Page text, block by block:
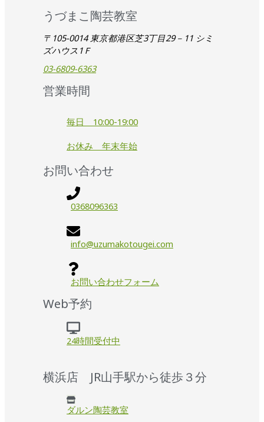
うづまこ陶芸教室
〒105-0014 東京都港区芝3丁目29－11 シミ
ズハウス1Ｆ
03-6809-6363
営業時間
毎日 10:00-19:00
お休み 年末年始
お問い合わせ
0368096363
info@uzumakotougei.com
お問い合わせフォーム
Web予約
24時間受付中
横浜店 JR山手駅から徒歩３分
ダルン陶芸教室